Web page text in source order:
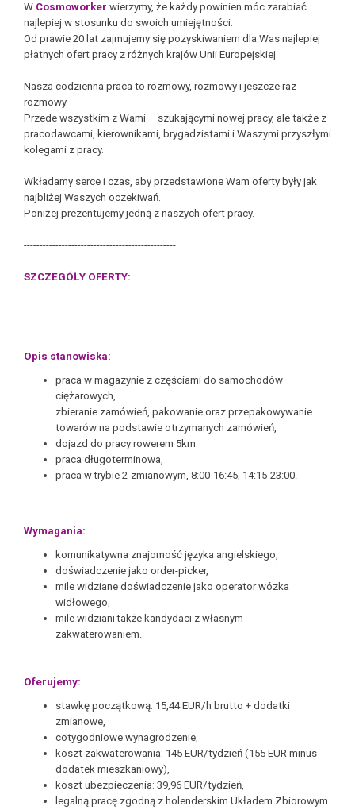
W Cosmoworker wierzymy, że każdy powinien móc zarabiać
najlepiej w stosunku do swoich umiejętności.
Od prawie 20 lat zajmujemy się pozyskiwaniem dla Was najlepiej
płatnych ofert pracy z różnych krajów Unii Europejskiej.
Nasza codzienna praca to rozmowy, rozmowy i jeszcze raz
rozmowy.
Przede wszystkim z Wami – szukającymi nowej pracy, ale także z
pracodawcami, kierownikami, brygadzistami i Waszymi przyszłymi
kolegami z pracy.
Wkładamy serce i czas, aby przedstawione Wam oferty były jak
najbliżej Waszych oczekiwań.
Poniżej prezentujemy jedną z naszych ofert pracy.
------------------------------------------------
SZCZEGÓŁY OFERTY:
Opis stanowiska:
praca w magazynie z częściami do samochodów
ciężarowych,
zbieranie zamówień, pakowanie oraz przepakowywanie
towarów na podstawie otrzymanych zamówień,
dojazd do pracy rowerem 5km.
praca długoterminowa,
praca w trybie 2-zmianowym, 8:00-16:45, 14:15-23:00.
Wymagania:
komunikatywna znajomość języka angielskiego,
doświadczenie jako order-picker,
mile widziane doświadczenie jako operator wózka
widłowego,
mile widziani także kandydaci z własnym
zakwaterowaniem.
Oferujemy:
stawkę początkową: 15,44 EUR/h brutto + dodatki
zmianowe,
cotygodniowe wynagrodzenie,
koszt zakwaterowania: 145 EUR/tydzień (155 EUR minus
dodatek mieszkaniowy),
koszt ubezpieczenia: 39,96 EUR/tydzień,
egalną pracę zgodną z holenderskim Układem Zbiorowym